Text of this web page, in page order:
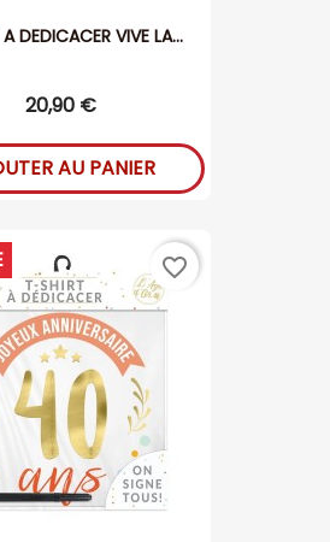
DEDICACER VIVE LA...
20,90 €
AU PANIER
favorite_border